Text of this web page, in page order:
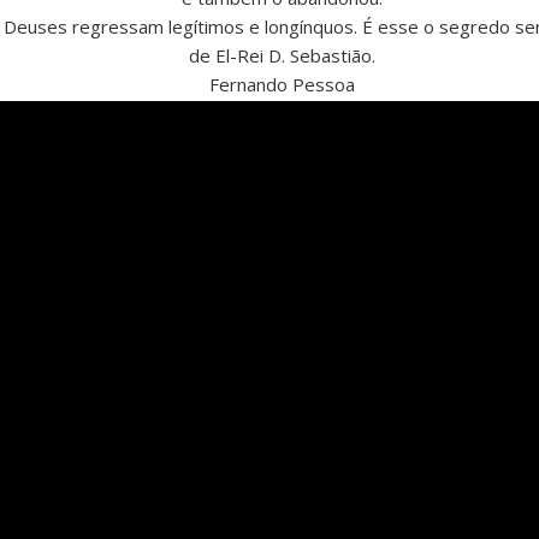
regressam legítimos e longínquos. É esse o segredo
de El-Rei D. Sebastião.
Fernando Pessoa